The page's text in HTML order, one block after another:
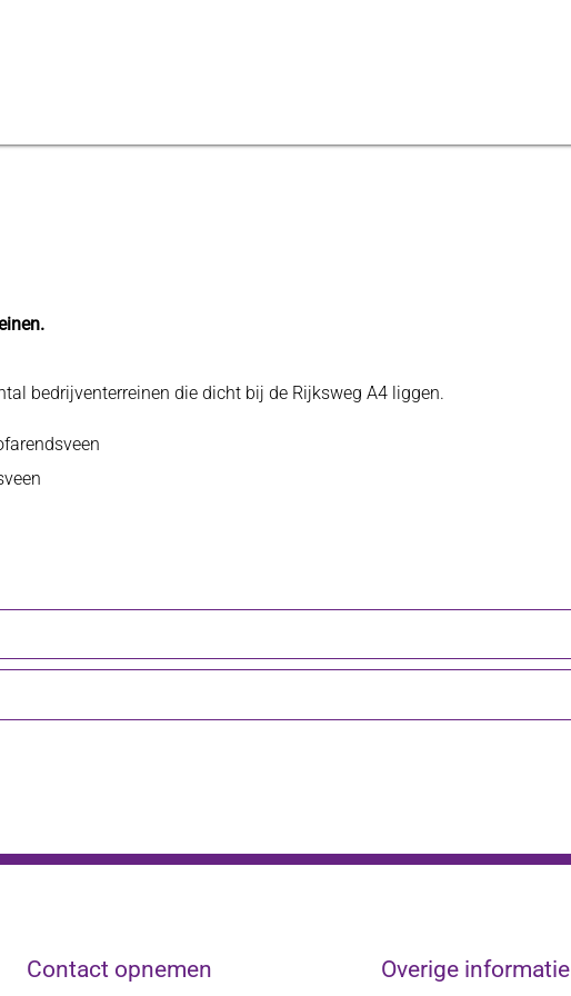
bedrijventerreinen die dicht bij de Rijksweg A4 liggen.
Contact opnemen Overige informatie